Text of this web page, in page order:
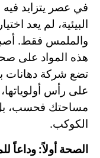
في عصر يتزايد فيه
البيئية، لم يعد
والملمس فقط.
هذه المواد على
تضع شركة دهانات
على رأس
مساحتك فحسب،
الكوكب.
الصحة أولاً: وداعاً